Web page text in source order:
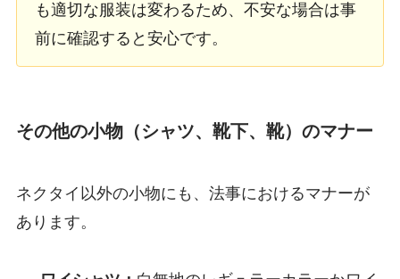
も適切な服装は変わるため、不安な場合は事
前に確認すると安心です。
その他の小物（シャツ、靴下、靴）のマナー
ネクタイ以外の小物にも、法事におけるマナーが
あります。